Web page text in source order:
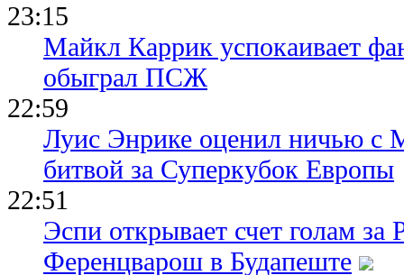
23:15
Майкл Каррик успокаивает
обыграл ПСЖ
22:59
Луис Энрике оценил ничью с
битвой за Суперкубок Европы
22:51
Эспи открывает счет голам
Ференцварош в Будапеште